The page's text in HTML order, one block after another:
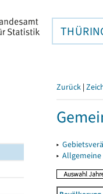
Zurück |
▸
▸